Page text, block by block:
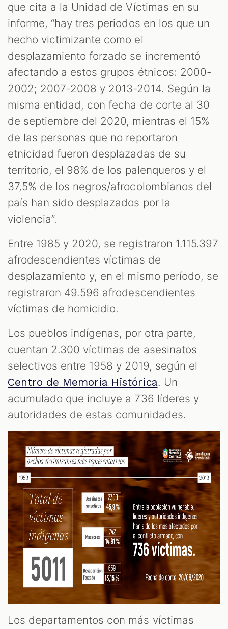
que cita a la Unidad de Víctimas en su
informe, “hay tres periodos en los que un
hecho victimizante como el
desplazamiento forzado se incrementó
afectando a estos grupos étnicos: 2000-
2002; 2007-2008 y 2013-2014. Según la
misma entidad, con fecha de corte al 30
de septiembre del 2020, mientras el 15%
de las personas que no reportaron
etnicidad fueron desplazadas de su
territorio, el 98% de los palenqueros y el
37,5% de los negros/afrocolombianos del
país han sido desplazados por la
violencia”.
Entre 1985 y 2020, se registraron 1.115.397
afrodescendientes víctimas de
desplazamiento y, en el mismo período, se
registraron 49.596 afrodescendientes
víctimas de homicidio.
Los pueblos indígenas, por otra parte,
cuentan 2.300 víctimas de asesinatos
selectivos entre 1958 y 2019, según el
Centro de Memoria Histórica. Un
acumulado que incluye a 736 líderes y
autoridades de estas comunidades.
Los departamentos con más víctimas